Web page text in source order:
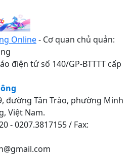
Online- Cơ quan chủ quản:
điện tử số 140/GP-BTTTT cấp
đường Tân Trào, phường Minh
Việt Nam.
- 0207.3817155 / Fax: